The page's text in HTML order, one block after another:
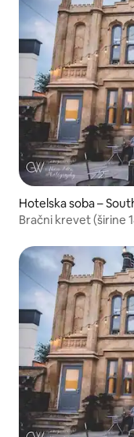
Hotelska soba –
Bračni krevet (širine